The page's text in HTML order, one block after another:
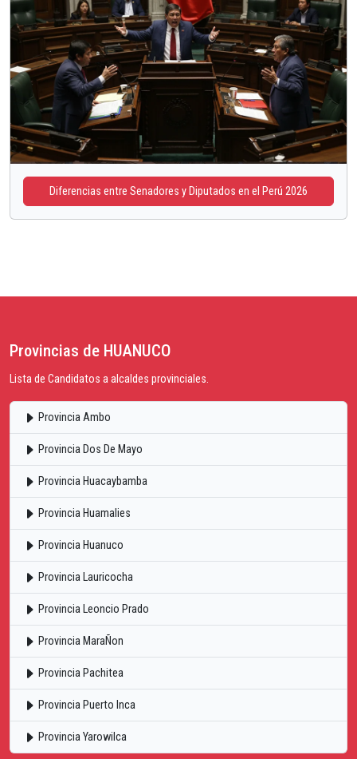
Diferencias entre Senadores y Diputados en el Perú 2026
Provincias de HUANUCO
Lista de Candidatos a alcaldes provinciales.
Provincia Ambo
Provincia Dos De Mayo
Provincia Huacaybamba
Provincia Huamalies
Provincia Huanuco
Provincia Lauricocha
Provincia Leoncio Prado
Provincia MaraÑon
Provincia Pachitea
Provincia Puerto Inca
Provincia Yarowilca